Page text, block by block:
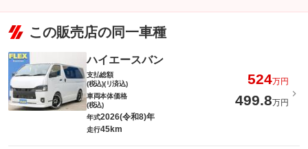
この販売店の同一車種
ハイエースバン
支払総額
(税込)(リ済込)
524万円
車両本体価格
(税込)
499.8万円
年式2026(令和8)年
走行45km